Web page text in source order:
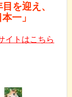
を迎え、
一」
イトはこちら